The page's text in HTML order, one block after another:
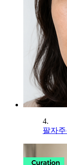
4.
팔자